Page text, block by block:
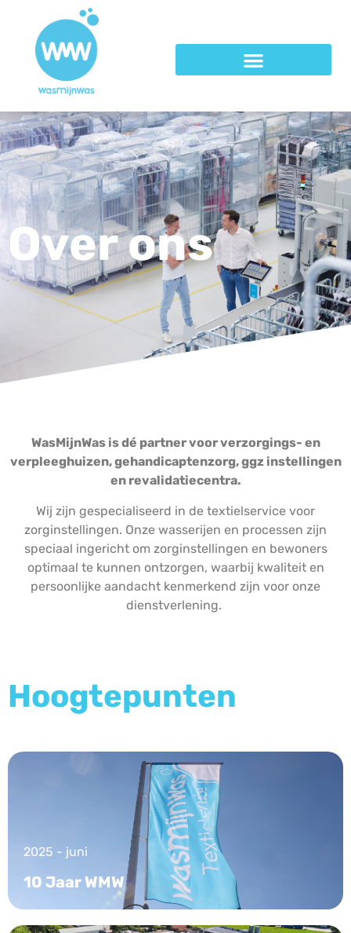
Over ons
WasMijnWas is dé partner voor verzorgings- en
verpleeghuizen, gehandicaptenzorg, ggz instellingen
en revalidatiecentra.
Wij zijn gespecialiseerd in de textielservice voor
zorginstellingen. Onze wasserijen en processen zijn
speciaal ingericht om zorginstellingen en bewoners
optimaal te kunnen ontzorgen, waarbij kwaliteit en
persoonlijke aandacht kenmerkend zijn voor onze
dienstverlening.
Hoogtepunten
2025 - juni
10 Jaar WMW